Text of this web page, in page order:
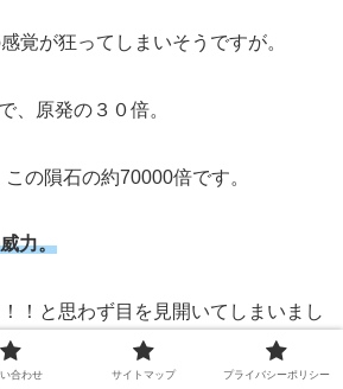
覚が狂ってしまいそうですが。
、原発の３０倍。
の隕石の約70000倍です。
力。
！と思わず目を見開いてしまいまし
合わせ サイトマップ プライバシーポリシー